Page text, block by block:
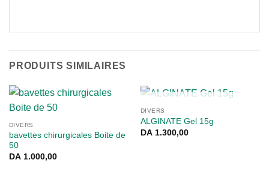
PRODUITS SIMILAIRES
DIVERS
bavettes chirurgicales Boite de
50
DA1.000,00
RUPTURE DE STOCK
DIVERS
ALGINATE Gel 15g
DA1.300,00